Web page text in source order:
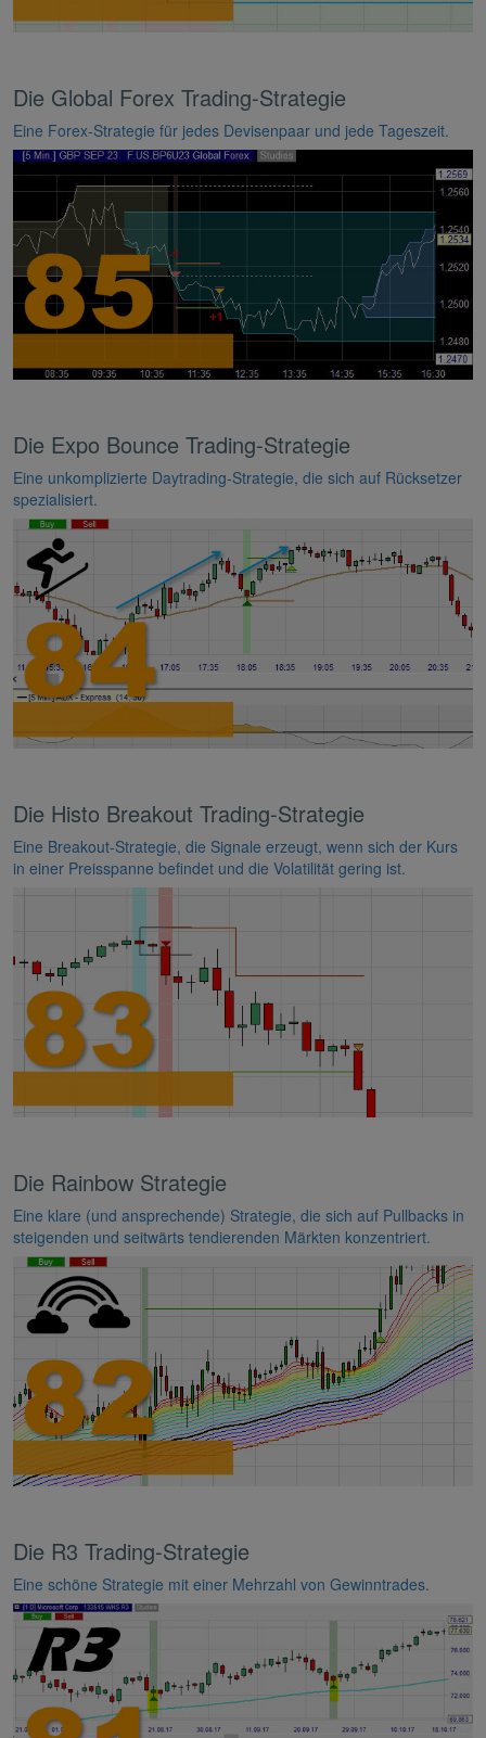
Die Global Forex Trading-Strategie
Eine Forex-Strategie für jedes Devisenpaar und jede Tageszeit.
Die Expo Bounce Trading-Strategie
Eine unkomplizierte Daytrading-Strategie, die sich auf Rücksetzer
spezialisiert.
Die Histo Breakout Trading-Strategie
Eine Breakout-Strategie, die Signale erzeugt, wenn sich der Kurs
in einer Preisspanne befindet und die Volatilität gering ist.
Die Rainbow Strategie
Eine klare (und ansprechende) Strategie, die sich auf Pullbacks in
steigenden und seitwärts tendierenden Märkten konzentriert.
Die R3 Trading-Strategie
Eine schöne Strategie mit einer Mehrzahl von Gewinntrades.